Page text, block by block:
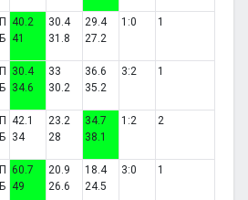
П
Б
40.2
41
30.4
31.8
29.4
27.2
1:0 1
П
Б
30.4
34.6
33
30.2
36.6
35.2
3:2 1
П
Б
42.1
34
23.2
28
34.7
38.1
1:2 2
П
Б
60.7
49
20.9
26.6
18.4
24.5
3:0 1